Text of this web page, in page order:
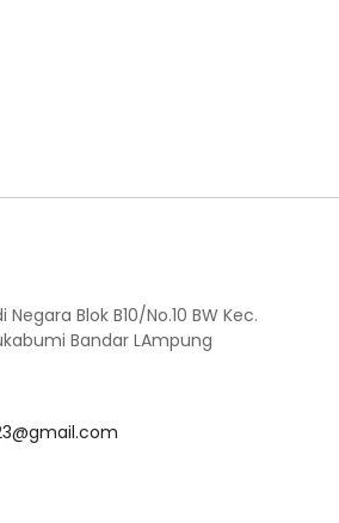
Blok B10/No.10 BW Kec.
Bandar LAmpung